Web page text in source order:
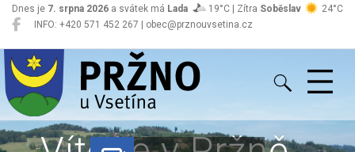
INFO: +420 571 452 267 | obec@prznouvsetina.cz
Dnes je 7. srpna 2026 a svátek má Lada 19°C | Zítra Soběslav 24°C
Pržno